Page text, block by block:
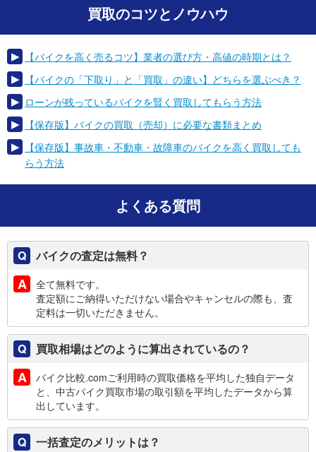
買取のコツとノウハウ
【バイクを高く売るコツ】業者の選び方・高値の時期とは？
【バイクの「下取り」と「買取」の違い】どちらを選ぶべき？
ローンが残っているバイクを賢く買取してもらう方法
【保存版】バイクの買取（売却）に必要な書類まとめ
【保存版】事故車・不動車・故障車のバイクを高く買取しても
らう方法
よくある質問
バイクの査定は無料？
全て無料です。
査定額にご納得いただけない場合やキャンセルの際も、査
定料は一切いただきません。
買取相場はどのように算出されているの？
バイク比較.comご利用時の買取価格を平均した独自データ
と、中古バイク買取市場の取引額を平均したデータから算
出しています。
一括査定のメリットは？